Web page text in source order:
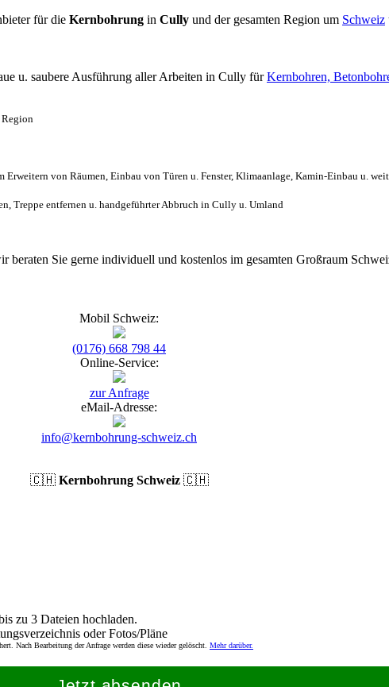
für die Kernbohrung in Cully und der gesamten Region um Schweiz
u. saubere Ausführung aller Arbeiten in Cully fürKernbohren,
Region
von Räumen, Einbau von Türen u. Fenster, Klimaanlage, Kamin-Einbau u.
Treppe entfernen u. handgeführter Abbruch in Cully u. Umland
beraten Sie gerne individuell und kostenlos im gesamten Großraum
Mobil Schweiz:
(0176) 668 798 44
Online-Service:
zur Anfrage
eMail-Adresse:
info@kernbohrung-schweiz.ch
🇨🇭 Kernbohrung Schweiz🇨🇭
zu 3 Dateien hochladen.
oder Fotos/Pläne
Nach Bearbeitung der Anfrage werden diese wieder gelöscht. Mehr darüber.